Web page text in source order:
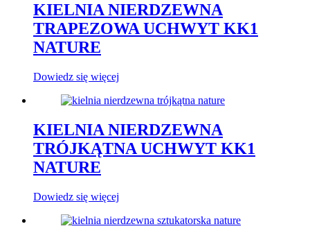
KIELNIA NIERDZEWNA
TRAPEZOWA UCHWYT KK1
NATURE
Dowiedz się więcej
KIELNIA NIERDZEWNA
TRÓJKĄTNA UCHWYT KK1
NATURE
Dowiedz się więcej